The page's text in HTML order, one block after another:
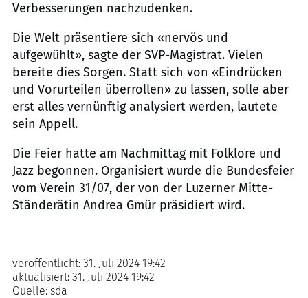
Verbesserungen nachzudenken.
Die Welt präsentiere sich «nervös und
aufgewühlt», sagte der SVP-Magistrat. Vielen
bereite dies Sorgen. Statt sich von «Eindrücken
und Vorurteilen überrollen» zu lassen, solle aber
erst alles vernünftig analysiert werden, lautete
sein Appell.
Die Feier hatte am Nachmittag mit Folklore und
Jazz begonnen. Organisiert wurde die Bundesfeier
vom Verein 31/07, der von der Luzerner Mitte-
Ständerätin Andrea Gmür präsidiert wird.
Quelle: sda
veröffentlicht: 31. Juli 2024 19:42
aktualisiert: 31. Juli 2024 19:42